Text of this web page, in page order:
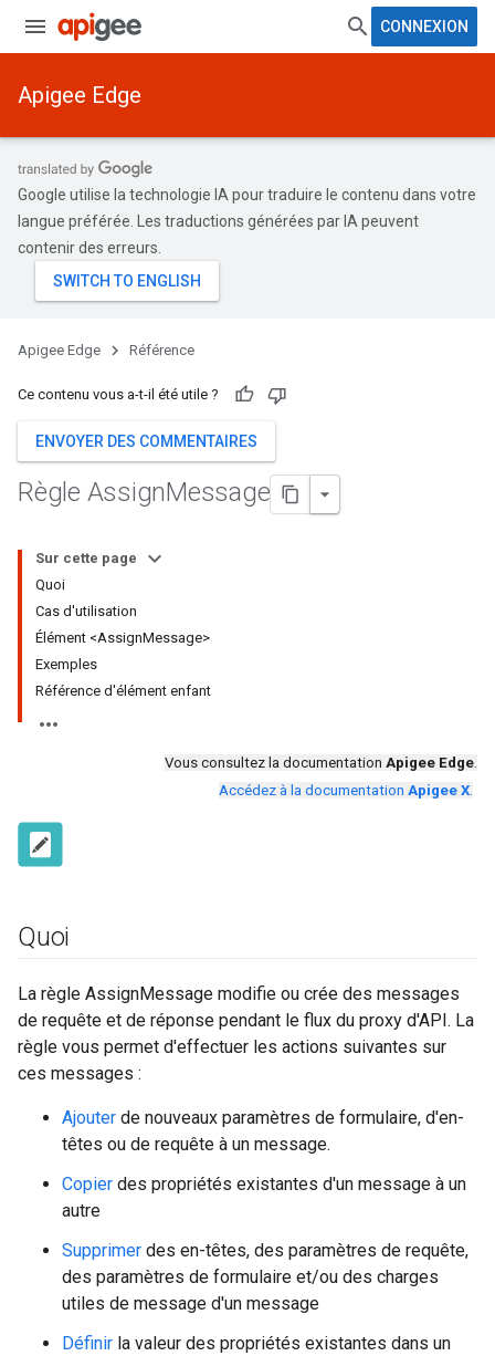
CONNEXION
Apigee Edge
Google utilise la technologie IA pour traduire le contenu dans votre
langue préférée. Les traductions générées par IA peuvent
contenir des erreurs.
Apigee Edge Référence
Ce contenu vous a-t-il été utile ?
ENVOYER DES COMMENTAIRES
Règle AssignMessage
Sur cette page
Quoi
Cas d'utilisation
Élément <AssignMessage>
Exemples
Référence d'élément enfant
Vous consultez la documentation Apigee Edge.
Accédez à la documentation Apigee X.
Quoi
La règle AssignMessage modifie ou crée des messages
de requête et de réponse pendant le flux du proxy d'API. La
règle vous permet d'effectuer les actions suivantes sur
ces messages :
Ajouter de nouveaux paramètres de formulaire, d'en-
têtes ou de requête à un message.
Copier des propriétés existantes d'un message à un
autre
Supprimer des en-têtes, des paramètres de requête,
des paramètres de formulaire et/ou des charges
utiles de message d'un message
Définir la valeur des propriétés existantes dans un